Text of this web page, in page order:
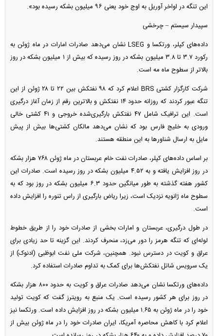
این تنگه در اواخر آوریل به اوج خود یعنی ۹۶ میلیون بشکه رسیده بود».
سپیدار سیستم – چرخشی
داده‌های کپلر، ورتکسا و LSEG نشان می‌دهد صادرات امارات در ماه ژوئن به
رکورد ۳.۷ تا ۳.۸ میلیون بشکه در روز رسیده که بیش از ۱ میلیون بشکه در روز
بالاتر از سطوح ماه مه است.
شرکت کارگزار کشتی BRS اعلام کرد که ۹۸ نفتکش بین ۲۲ تا ۲۸ ژوئن از این
تنگه عبور کردند که روزانه حدود ۱۴ نفتکش و بالاترین رقم از زمان آغاز درگیری
است. این ترافیک شامل ۴۷ نفتکش بارگیری‌شده خروجی و ۴۱ کشتی خالی
ورودی به خلیج فارس بود که نشان می‌دهد مالکان کشتی‌ها بیش از پیش
مایل به ارسال شناور‌ها به این منطقه هستند.
بر اساس داده‌های کپلر، صادرات نفت خام عربستان در ماه ژوئن ۷۶۸ هزار بشکه
در روز افزایش یافته و به ۴.۵۲ میلیون بشکه در روز رسیده است. صادرات این
کشور هفته گذشته به طور میانگین حدود ۶.۳ میلیون بشکه در روز بود که به
سطوح ماه ژانویه نزدیک است، زیرا ریاض بارگیری از راس تنوره را افزایش داده
است.
در طول درگیری، عربستان و امارات بخشی از صادرات خود را از طریق خطوط
لوله‌ای که تنگه هرمز را دور می‌زد، منحرف کردند. این گزینه تا حد زیادی برای
عراق و کویت در دسترس نبود. همچنین، شرکت ملی نفت ابوظبی (ادنوک) از
یک سرویس شاتل نفتکش‌ها برای کمک به تداوم صادرات استفاده کرد.
داده‌های ورتکسا نشان می‌دهد صادرات عراق و کویت به حدود ۸۰۰ هزار بشکه
در روز برای هر کشور رسیده است. یک منبع به رویترز گفت که کویت تولید
خود را در ماه ژوئن به ۱.۶۵ میلیون بشکه در روز افزایش داده است. ورتکسا نیز
اعلام کرد با کاهش محاصره آمریکا، ایران صادرات خود را در ماه ژوئن بیش از